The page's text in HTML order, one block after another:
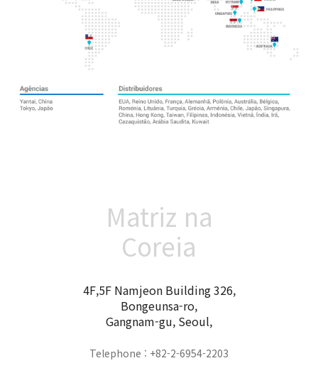
Matriz na
Coreia
4F,5F Namjeon Building 326,
Bongeunsa-ro,
Gangnam-gu, Seoul,
Telephone : +82-2-6954-2203